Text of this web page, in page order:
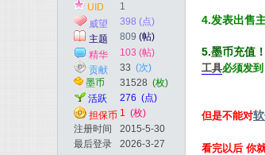
UID
1
威望
398 (点)
主题
809 (帖)
精华
103 (帖)
贡献
33 (次)
墨币
31528 (枚)
活跃
276 (点)
担保币 1 (枚)
注册时间
2015-5-30
最后登录
2026-3-27
4.发表出售
5.墨币充值！
工具必须发到
但是不能对
看完以后 你